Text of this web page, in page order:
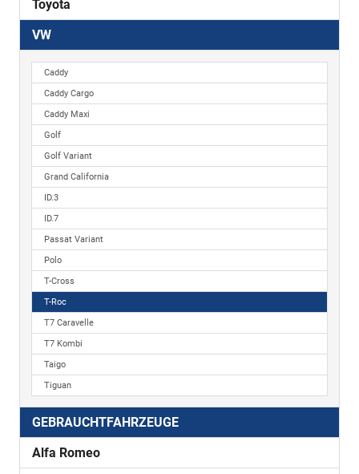
Toyota
VW
Caddy
Caddy Cargo
Caddy Maxi
Golf
Golf Variant
Grand California
ID.3
ID.7
Passat Variant
Polo
T-Cross
T-Roc
T7 Caravelle
T7 Kombi
Taigo
Tiguan
GEBRAUCHTFAHRZEUGE
Alfa Romeo